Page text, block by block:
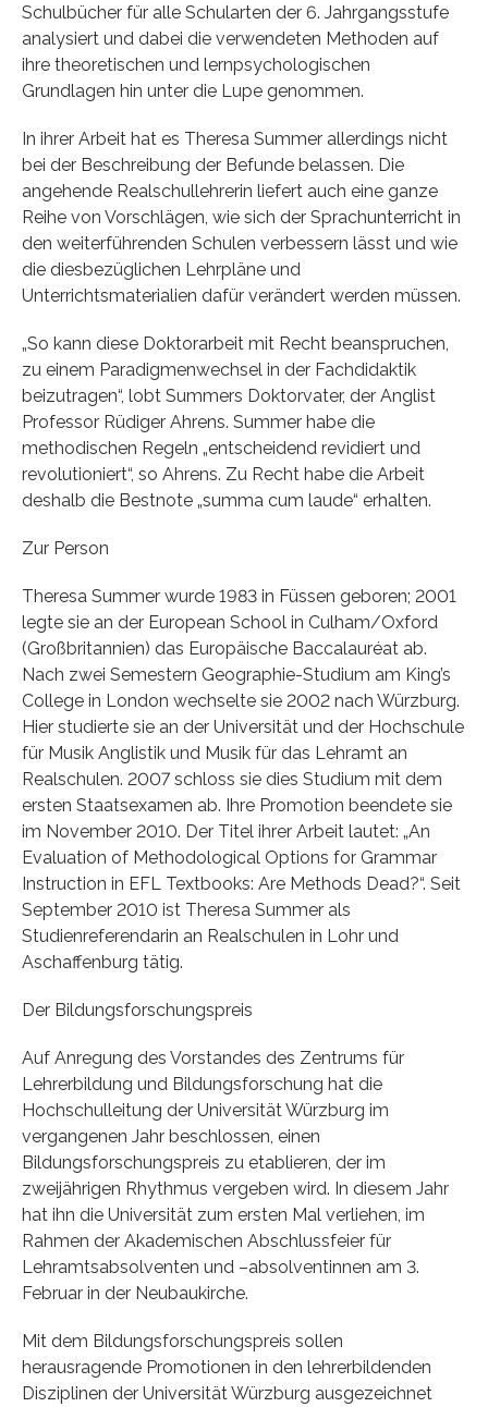
Schulbücher für alle Schularten der 6. Jahrgangsstufe
analysiert und dabei die verwendeten Methoden auf
ihre theoretischen und lernpsychologischen
Grundlagen hin unter die Lupe genommen.
In ihrer Arbeit hat es Theresa Summer allerdings nicht
bei der Beschreibung der Befunde belassen. Die
angehende Realschullehrerin liefert auch eine ganze
Reihe von Vorschlägen, wie sich der Sprachunterricht in
den weiterführenden Schulen verbessern lässt und wie
die diesbezüglichen Lehrpläne und
Unterrichtsmaterialien dafür verändert werden müssen.
„So kann diese Doktorarbeit mit Recht beanspruchen,
zu einem Paradigmenwechsel in der Fachdidaktik
beizutragen“, lobt Summers Doktorvater, der Anglist
Professor Rüdiger Ahrens. Summer habe die
methodischen Regeln „entscheidend revidiert und
revolutioniert“, so Ahrens. Zu Recht habe die Arbeit
deshalb die Bestnote „summa cum laude“ erhalten.
Zur Person
Theresa Summer wurde 1983 in Füssen geboren; 2001
legte sie an der European School in Culham/Oxford
(Großbritannien) das Europäische Baccalauréat ab.
Nach zwei Semestern Geographie-Studium am King’s
College in London wechselte sie 2002 nach Würzburg.
Hier studierte sie an der Universität und der Hochschule
für Musik Anglistik und Musik für das Lehramt an
Realschulen. 2007 schloss sie dies Studium mit dem
ersten Staatsexamen ab. Ihre Promotion beendete sie
im November 2010. Der Titel ihrer Arbeit lautet: „An
Evaluation of Methodological Options for Grammar
Instruction in EFL Textbooks: Are Methods Dead?“. Seit
September 2010 ist Theresa Summer als
Studienreferendarin an Realschulen in Lohr und
Aschaffenburg tätig.
Der Bildungsforschungspreis
Auf Anregung des Vorstandes des Zentrums für
Lehrerbildung und Bildungsforschung hat die
Hochschulleitung der Universität Würzburg im
vergangenen Jahr beschlossen, einen
Bildungsforschungspreis zu etablieren, der im
zweijährigen Rhythmus vergeben wird. In diesem Jahr
hat ihn die Universität zum ersten Mal verliehen, im
Rahmen der Akademischen Abschlussfeier für
Lehramtsabsolventen und –absolventinnen am 3.
Februar in der Neubaukirche.
Mit dem Bildungsforschungspreis sollen
herausragende Promotionen in den lehrerbildenden
Disziplinen der Universität Würzburg ausgezeichnet